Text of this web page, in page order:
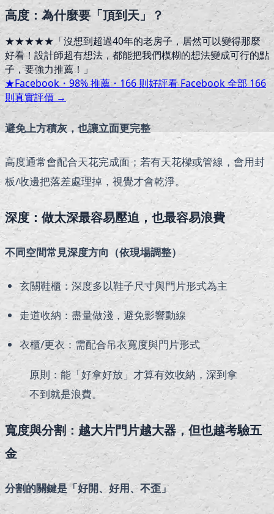
高度：為什麼要「頂到天」？
★★★★★「沒想到超過40年的老房子，居然可以變得那麼
好看！設計師超有想法，都能把我們模糊的想法變成可行的點
子，要強力推薦！ 」
★Facebook・98% 推薦・ 166 則好評看 Facebook 全部 166
則真實評價 →
避免上方積灰，也讓立面更完整
高度通常會配合天花完成面；若有天花樑或管線，會用封
板/收邊把落差處理掉，視覺才會乾淨。
深度：做太深最容易壓迫，也最容易浪費
不同空間常見深度方向（依現場調整）
玄關鞋櫃：深度多以鞋子尺寸與門片形式為主
走道收納：盡量做淺，避免影響動線
衣櫃/更衣：需配合吊衣寬度與門片形式
原則：能「好拿好放」才算有效收納，深到拿
不到就是浪費。
寬度與分割：越大片門片越大器，但也越考驗五
金
分割的關鍵是「好開、好用、不歪」